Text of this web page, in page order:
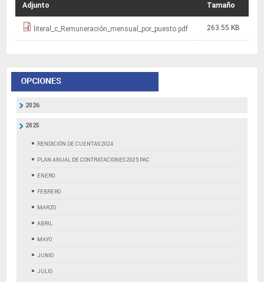
Adjunto Tamaño
literal_c_Remuneración_mensual_por_puesto.pdf 263.55 KB
2026
2025
RENDICIÓN DE CUENTAS 2024
PLAN ANUAL DE CONTRATACIONES 2025 PAC
ENERO
FEBRERO
MARZO
ABRIL
MAYO
JUNIO
JULIO